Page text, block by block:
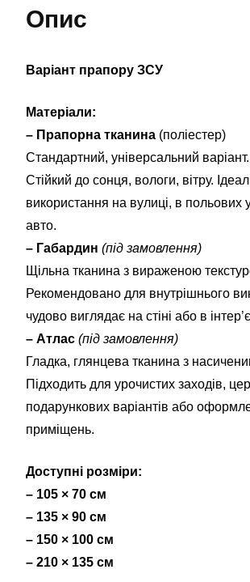
Опис
Варіант прапору ЗСУ
Матеріали:
– Прапорна тканина (поліестер)
Стандартний, універсальний варіант.
Стійкий до сонця, вологи, вітру.
використання на вулиці, в польових
авто.
– Габардин (під замовлення)
Щільна тканина з вираженою
Рекомендовано для внутрішнього
чудово виглядає на стіні або в
– Атлас (під замовлення)
Гладка, глянцева тканина з
Підходить для урочистих заходів,
подарункових варіантів або
приміщень.
Доступні розміри:
– 105 × 70 см
– 135 × 90 см
– 150 × 100 см
– 210 × 135 см